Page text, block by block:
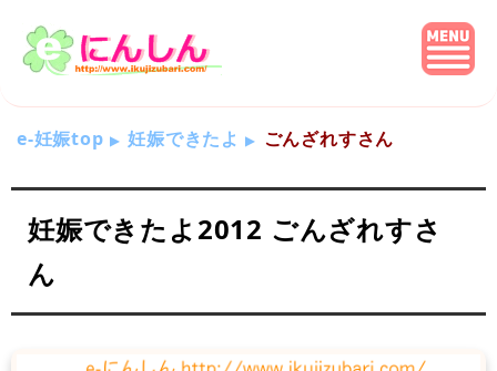
e-妊娠top 妊娠できたよ ごんざれすさん
妊娠できたよ2012 ごんざれすさ
ん